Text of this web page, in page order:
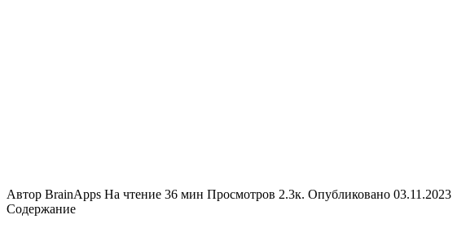
Автор BrainApps На чтение 36 мин Просмотров 2.3к. Опубликовано 03.11.2023
Содержание